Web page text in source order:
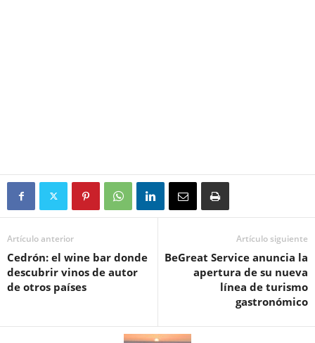
Artículo anterior
Cedrón: el wine bar donde
descubrir vinos de autor
de otros países
Artículo siguiente
BeGreat Service anuncia la
apertura de su nueva
línea de turismo
gastronómico